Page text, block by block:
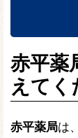
赤平薬
えてく
赤平薬局は